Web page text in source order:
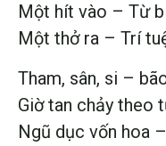
Một hít vào – Từ
Một thở ra – Trí
Tham, sân, si –
Giờ tan chảy theo
Ngũ dục vốn hoa